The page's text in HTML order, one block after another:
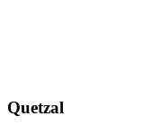
Quetzal